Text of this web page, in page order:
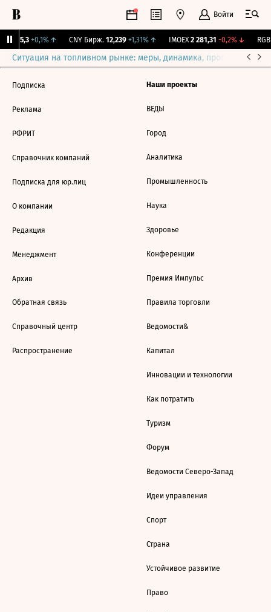
Войти
115,3 +0,1%↑ CNY Бирж. 12,239 +1,31%↑ IMOEX 2 281,31 -0,2%↓
Ситуация на топливном рынке: меры, динамика, прогнозы
Подписка
Реклама
РФРИТ
Справочник компаний
Подписка для юр.лиц
О компании
Редакция
Менеджмент
Архив
Обратная связь
Справочный центр
Распространение
Наши проекты
ВЕДЫ
Город
Аналитика
Промышленность
Наука
Здоровье
Конференции
Премия Импульс
Правила торговли
Ведомости&
Капитал
Инновации и технологии
Как потратить
Туризм
Форум
Ведомости Северо-Запад
Идеи управления
Спорт
Страна
Устойчивое развитие
Право